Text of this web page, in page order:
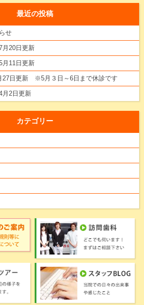
最近の投稿
せ
20日更新
11日更新
27日更新 ※5月３日～6日まで休診です
2日更新
カテゴリー